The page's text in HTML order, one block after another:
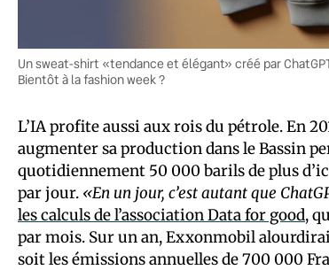
Un sweat-shirt «tendance et élégant» créé par
Bientôt à la fashion week ?
L’IA profite aussi aux rois du pétrole. En
augmenter sa production dans le Bassin
quotidiennement 50 000 barils de plus
par jour. «En un jour, c’est autant que
les calculs de l’association Data for good,
par mois. Sur un an, Exxonmobil
soit les émissions annuelles de 700 000